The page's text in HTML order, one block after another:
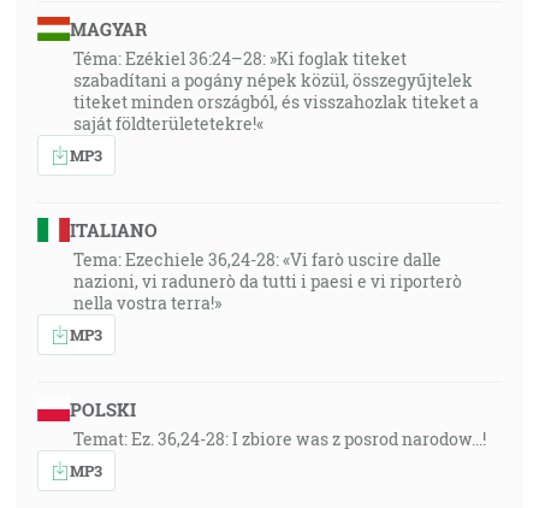
MAGYAR
Téma: Ezékiel 36:24–28: »Ki foglak titeket
szabadítani a pogány népek közül, összegyűjtelek
titeket minden országból, és visszahozlak titeket a
saját földterületetekre!«
MP3
ITALIANO
Tema: Ezechiele 36,24-28: «Vi farò uscire dalle
nazioni, vi radunerò da tutti i paesi e vi riporterò
nella vostra terra!»
MP3
POLSKI
Temat: Ez. 36,24-28: I zbiore was z posrod narodow...!
MP3